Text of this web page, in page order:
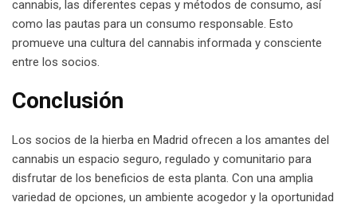
cannabis, las diferentes cepas y métodos de consumo, así
como las pautas para un consumo responsable. Esto
promueve una cultura del cannabis informada y consciente
entre los socios.
Conclusión
Los socios de la hierba en Madrid ofrecen a los amantes del
cannabis un espacio seguro, regulado y comunitario para
disfrutar de los beneficios de esta planta. Con una amplia
variedad de opciones, un ambiente acogedor y la oportunidad